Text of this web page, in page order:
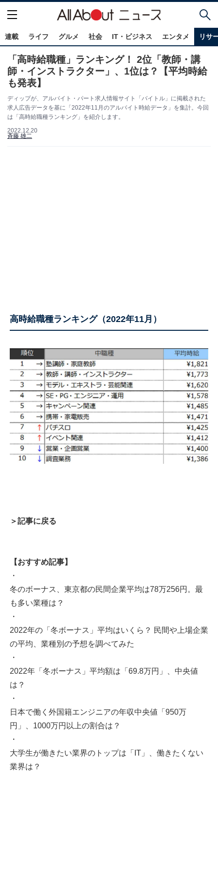
連載 ライフ グルメ 社会 IT・ビジネス エンタメ リサ
「高時給職種」ランキング！ 2位「教師・講
師・インストラクター」、1位は？【平均時給
も発表】
ディップが、アルバイト・パート求人情報サイト「バイトル」に掲載された
求人広告データを基に「2022年11月のアルバイト時給データ」を集計。今回
は「高時給職種ランキング」を紹介します。
2022.12.20
斉藤 雄二
高時給職種ランキング（2022年11月）
＞記事に戻る
【おすすめ記事】
・
冬のボーナス、東京都の民間企業平均は78万256円。最
も多い業種は？
・
2022年の「冬ボーナス」平均はいくら？ 民間や上場企業
の平均、業種別の予想を調べてみた
・
2022年「冬ボーナス」平均額は「69.8万円」、中央値
は？
・
日本で働く外国籍エンジニアの年収中央値「950万
円」、1000万円以上の割合は？
・
大学生が働きたい業界のトップは「IT」、働きたくない
業界は？